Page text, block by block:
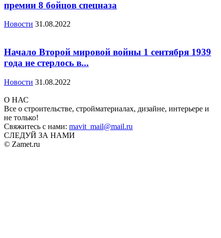
премии 8 бойцов спецназа
Новости 31.08.2022
Начало Второй мировой войны 1 сентября 1939
года не стерлось в...
Новости 31.08.2022
О НАС
Все о строительстве, стройматериалах, дизайне, интерьере и
не только!
Свяжитесь с нами: mavit_mail@mail.ru
СЛЕДУЙ ЗА НАМИ
© Zamet.ru